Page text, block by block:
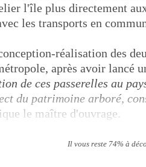
l'île plus directement
les transports en
réalisation des
après avoir lancé
de ces passerelles au
du patrimoine arboré,
le maître d'ouvrage.
Il vous reste 74% à